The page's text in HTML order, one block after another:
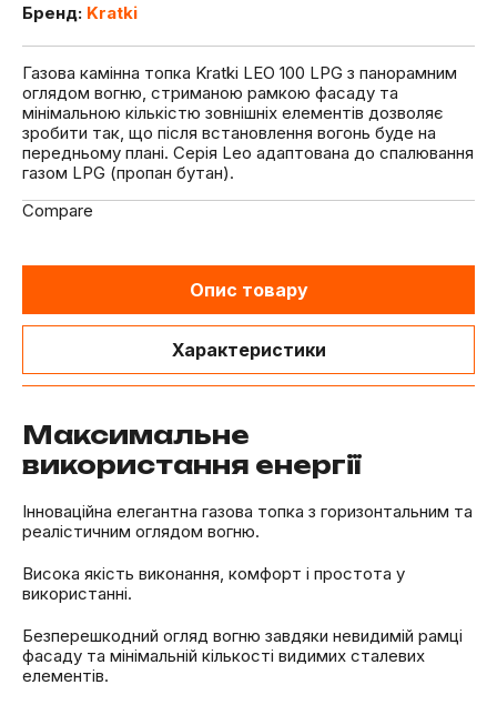
Бренд: Kratki
Газова камінна топка Kratki LEO 100 LPG з панорамним
оглядом вогню, стриманою рамкою фасаду та
мінімальною кількістю зовнішніх елементів дозволяє
зробити так, що після встановлення вогонь буде на
передньому плані. Серія Leo адаптована до спалювання
газом LPG (пропан бутан).
Compare
Опис товару
Характеристики
Максимальне
використання енергії
Інноваційна елегантна газова топка з горизонтальним та
реалістичним оглядом вогню.
Висока якість виконання, комфорт і простота у
використанні.
Безперешкодний огляд вогню завдяки невидимій рамці
фасаду та мінімальній кількості видимих сталевих
елементів.